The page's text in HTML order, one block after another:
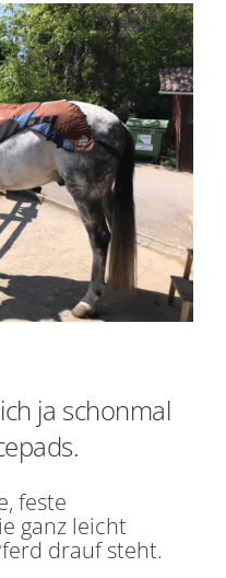
ja schonmal
feste
ganz leicht
drauf steht.